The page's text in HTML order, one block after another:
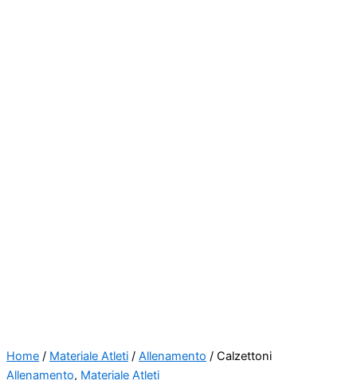
Home / Materiale Atleti / Allenamento / Calzettoni
Allenamento, Materiale Atleti